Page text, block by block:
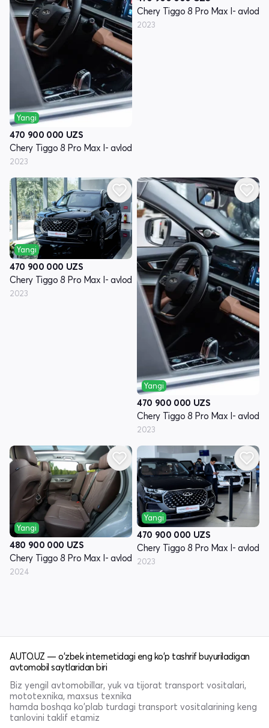
Yangi
470 900 000 UZS
Chery Tiggo 8 Pro Max I- avlod
2023
Chery Tiggo 8 Pro Max I- avlod
2023
Yangi
470 900 000 UZS
Chery Tiggo 8 Pro Max I- avlod
2023
Yangi
470 900 000 UZS
Chery Tiggo 8 Pro Max I- avlod
2023
Yangi
480 900 000 UZS
Chery Tiggo 8 Pro Max I- avlod
2024
Yangi
470 900 000 UZS
Chery Tiggo 8 Pro Max I- avlod
2023
AUTO.UZ — o'zbek internetidagi eng ko'p tashrif buyuriladigan
avtomobil saytlaridan biri
Biz yengil avtomobillar, yuk va tijorat transport vositalari,
mototexnika, maxsus texnika
hamda boshqa ko'plab turdagi transport vositalarining keng
tanlovini taklif etamiz